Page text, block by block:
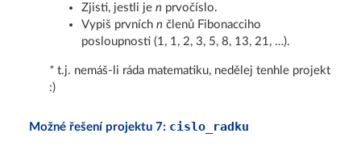
Zjisti, jestli jen prvočíslo.
Vypiš prvníchn členů Fibonacciho
posloupnosti (1, 1, 2, 3, 5, 8, 13, 21, …).
* t.j. nemáš-li ráda matematiku, nedělej tenhle projekt
:)
Možné řešení projektu 7: cislo_radku